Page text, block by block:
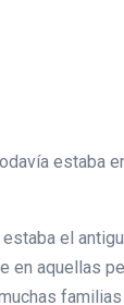
estaba
el
en aquellas